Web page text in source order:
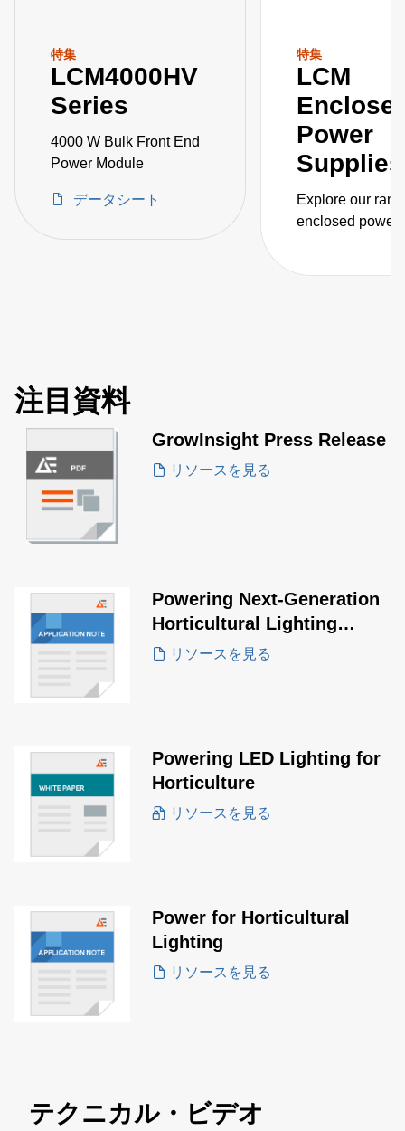
特集
LCM4000HV
Series
4000 W Bulk Front End
Power Module
データシート
特集
LCM
Power
Supplies
Explore our
enclosed power
注目資料
GrowInsight Press Release
リソースを見る
Powering Next-Generation
Horticultural Lighting
Systems
リソースを見る
Powering LED Lighting for
Horticulture
リソースを見る
Power for Horticultural
Lighting
リソースを見る
テクニカル・ビデオ